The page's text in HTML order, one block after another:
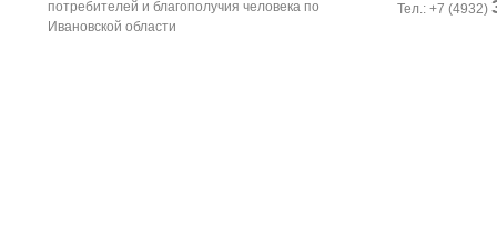
потребителей и благополучия человека по
Ивановской области
Тел.: +7 (4932)